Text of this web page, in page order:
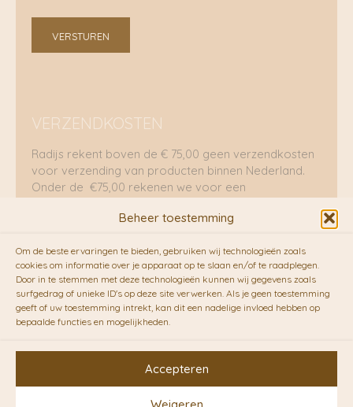
Beheer toestemming
Om de beste ervaringen te bieden, gebruiken wij technologieën zoals
cookies om informatie over je apparaat op te slaan en/of te raadplegen.
Door in te stemmen met deze technologieën kunnen wij gegevens zoals
surfgedrag of unieke ID's op deze site verwerken. Als je geen toestemming
geeft of uw toestemming intrekt, kan dit een nadelige invloed hebben op
bepaalde functies en mogelijkheden.
Accepteren
Weigeren
VERSTUREN
VERZENDKOSTEN
Radijs rekent boven de € 75,00 geen verzendkosten
voor verzending van producten binnen Nederland.
Onder de €75,00 rekenen we voor een
RADIJS werkt samen met de duurzame bezorgdienst
vanFietskoeriers.nl. Pakketten (mits voorradig) voor
10.00 uur besteld op een doordeweekse dag,
bezorgen zij soms nog op dezelfde dag in de
avonduren! Brievenbuspakjes de volgende dag. En
waar mogelijk ook echt op de fiets!!